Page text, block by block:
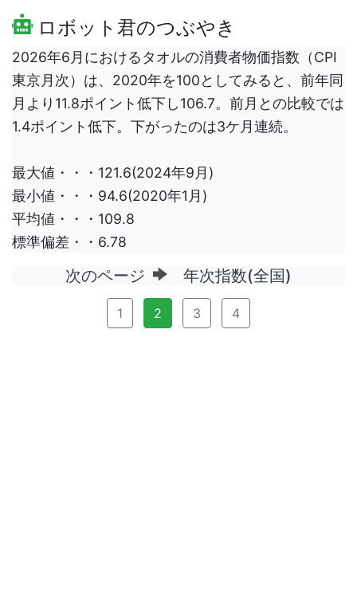
ロボット君のつぶやき
2026年6月におけるタオルの消費者物価指数（CPI
東京月次）は、2020年を100としてみると、前年同
月より11.8ポイント低下し106.7。前月との比較では
1.4ポイント低下。下がったのは3ケ月連続。
最大値・・・121.6(2024年9月)
最小値・・・94.6(2020年1月)
平均値・・・109.8
標準偏差・・6.78
次のページ 年次指数(全国)
1 2 3 4